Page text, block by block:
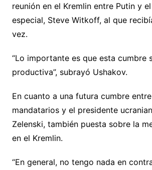
reunión en el Kremlin entre Putin y
especial, Steve Witkoff, al que
vez.
“Lo importante es que esta cumbre
productiva”, subrayó Ushakov.
En cuanto a una futura cumbre
mandatarios y el presidente
Zelenski, también puesta sobre la
en el Kremlin.
“En general, no tengo nada en